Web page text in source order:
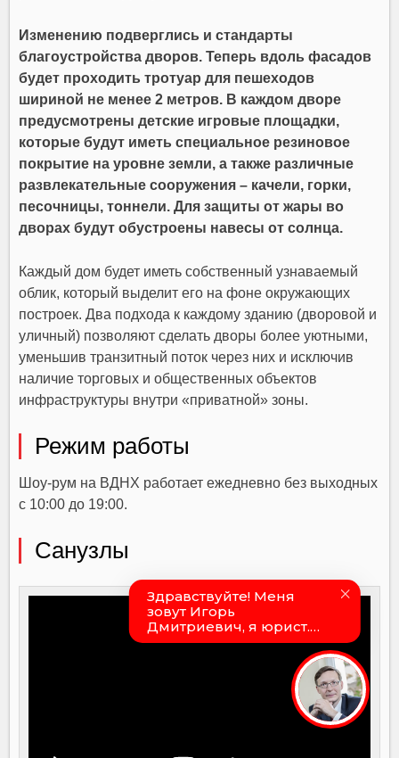
Изменению подверглись и стандарты
благоустройства дворов. Теперь вдоль фасадов
будет проходить тротуар для пешеходов
шириной не менее 2 метров. В каждом дворе
предусмотрены детские игровые площадки,
которые будут иметь специальное резиновое
покрытие на уровне земли, а также различные
развлекательные сооружения – качели, горки,
песочницы, тоннели. Для защиты от жары во
дворах будут обустроены навесы от солнца.
Каждый дом будет иметь собственный узнаваемый
облик, который выделит его на фоне окружающих
построек. Два подхода к каждому зданию (дворовой и
уличный) позволяют сделать дворы более уютными,
уменьшив транзитный поток через них и исключив
наличие торговых и общественных объектов
инфраструктуры внутри «приватной» зоны.
Режим работы
Шоу-рум на ВДНХ работает ежедневно без выходных
с 10:00 до 19:00.
Санузлы